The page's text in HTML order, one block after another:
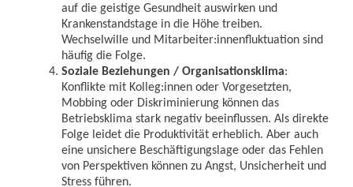
auf die geistige Gesundheit auswirken und
Krankenstandstage in die Höhe treiben.
Wechselwille und Mitarbeiter:innenfluktuation sind
häufig die Folge.
Soziale Beziehungen / Organisationsklima:
Konflikte mit Kolleg:innen oder Vorgesetzten,
Mobbing oder Diskriminierung können das
Betriebsklima stark negativ beeinflussen. Als direkte
Folge leidet die Produktivität erheblich. Aber auch
eine unsichere Beschäftigungslage oder das Fehlen
von Perspektiven können zu Angst, Unsicherheit und
Stress führen.